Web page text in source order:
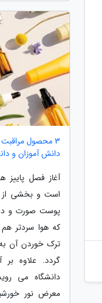
3 محصول
دانش آموزان و
آغاز فصل پاییز
است و بخشی از
پوست صورت و
که هوا سردتر
ترک خوردن آن
گردد. علاوه
دانشگاه می
معرض نور